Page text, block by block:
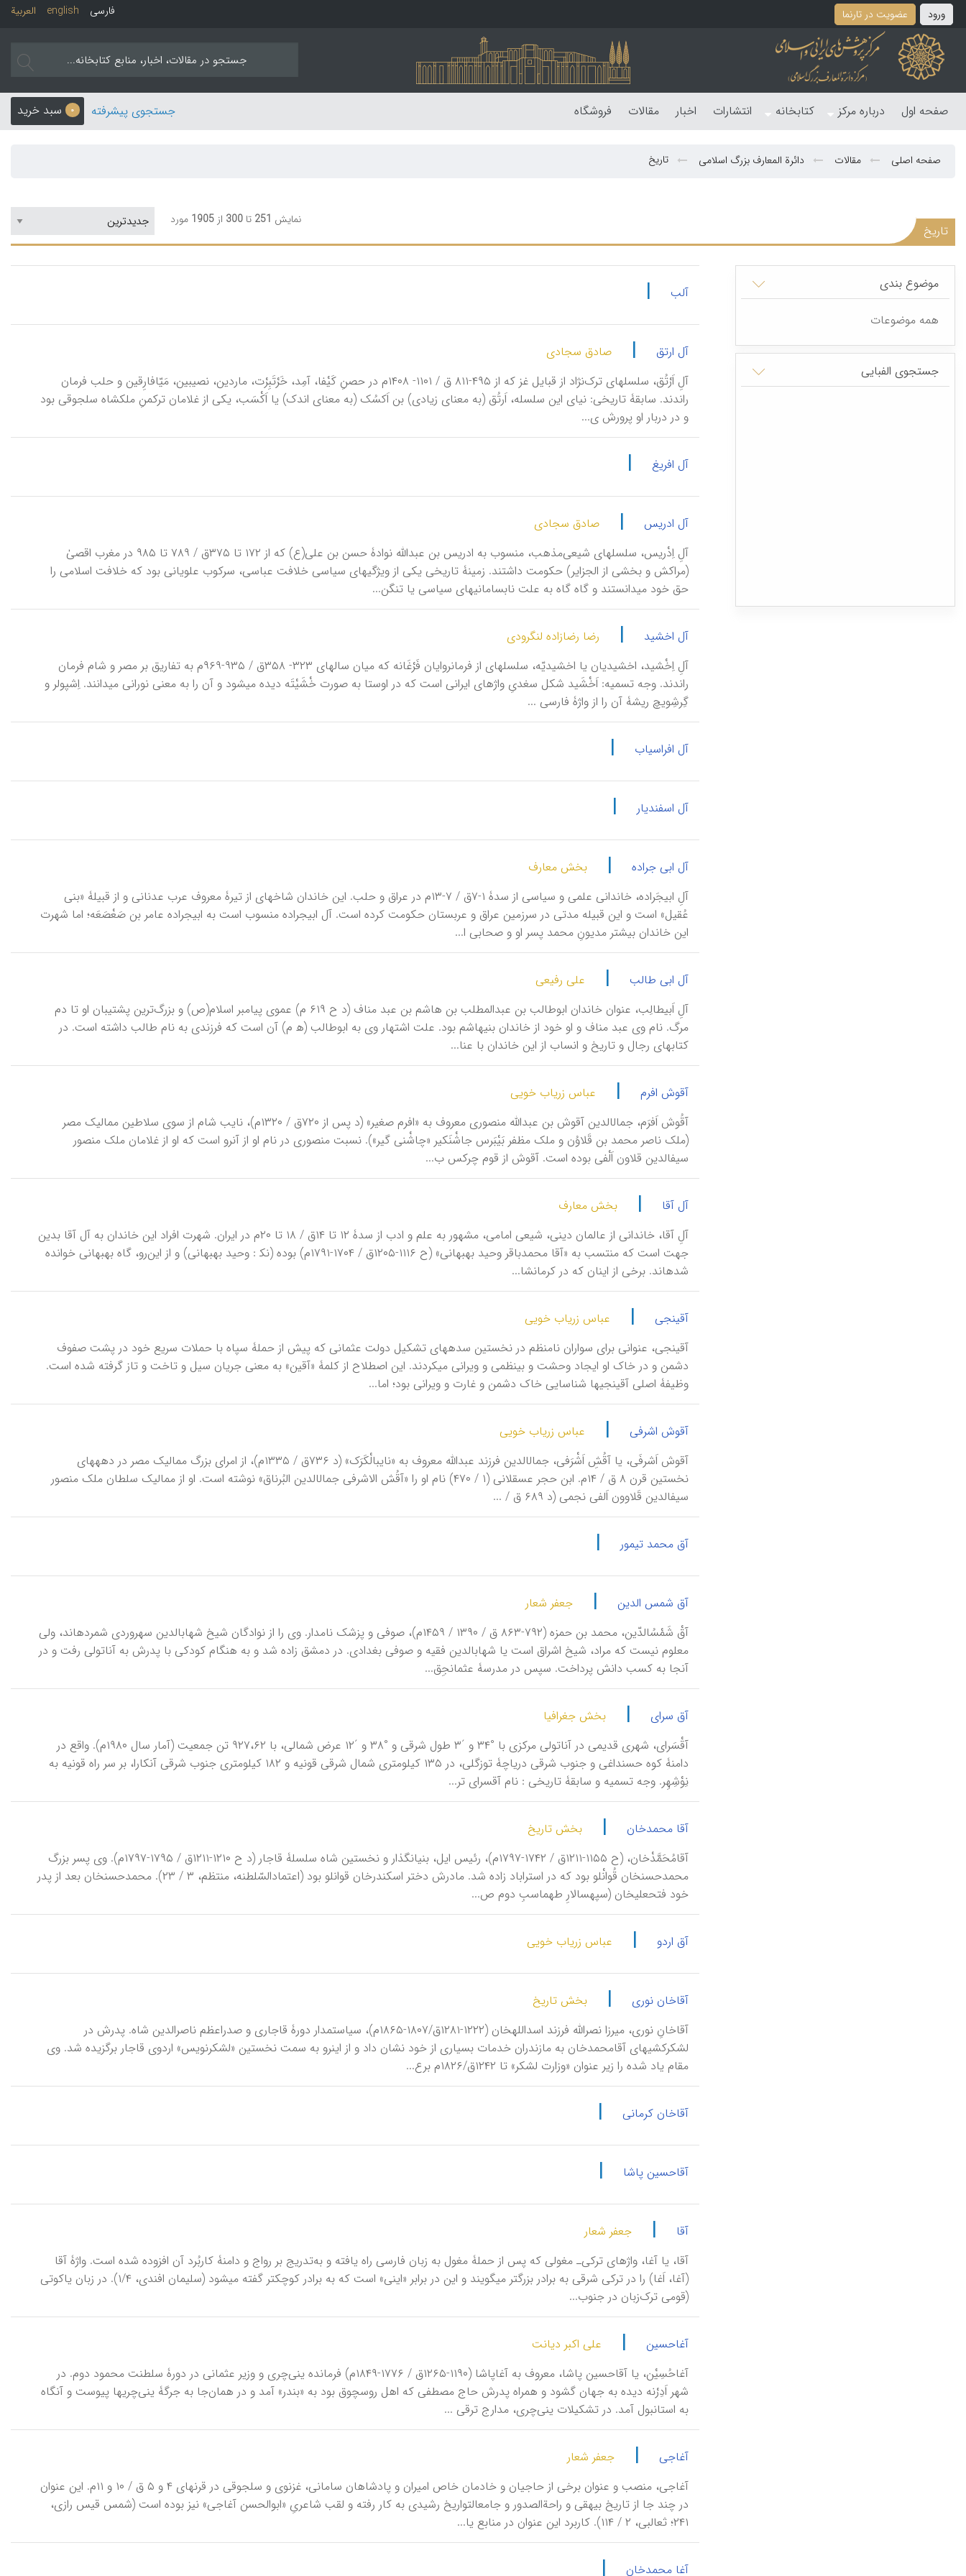
ورود عضویت در تارنما العربیة english فارسی
صفحه اول درباره مرکز کتابخانه انتشارات اخبار مقالات فروشگاه 0 سبد خرید جستجوی پیشرفته
صفحه اصلی مقالات دائرة المعارف بزرگ اسلامی تاریخ
تاریخ
نمایش 251 تا 300 از 1905 مورد
موضوع بندی
همه موضوعات
جستجوی الفبایی
آلب |
آل ارتق |
صادق سجادی
آلِ اَرْتُق، سلسله‎ای ترک‌نژاد از قبایل غز که از ۴۹۵-۸۱۱ ق / ۱۱۰۱- ۱۴۰۸م در حصنِ کَیْفا، آمِد، خَرْتَبِرْت، ماردین، نصیبین، مَیّافارِقین و حلب فرمان
راندند. سابقۀ تاریخی: نیای این سلسله، اَرتُق (به معنای زیادی) ‎بن اَکسُک (به معنای اندک) یا اَکْسَب، یکی از غلامان ترکمنِ ملکشاه سلجوقی بود
و در دربار او پرورش ی...
آل افریغ |
آل ادریس |
صادق سجادی
آلِ اِدْریس، سلسله‎ای شیعی‌مذهب، منسوب به ادریس بن عبدالله نوادۀ حسن بن علی(ع) که از ۱۷۲ تا ۳۷۵ق / ۷۸۹ تا ۹۸۵ در مغرب اقصیٰ
(مراکش و بخشی از الجزایر) حکومت داشتند. زمینۀ تاریخی یکی از ویژگیهای سیاسی خلافت عباسی، سرکوب علویانی بود که خلافت اسلامی را
حق خود می‎دانستند و گاه گاه به علت نابسامانیهای سیاسی یا تنگن...
آل اخشید |
رضا رضازاده لنگرودی
آلِ اِخْشید، اخشیدیان یا اخشیدیّه، سلسله‎ای از فرمانروایان فَرْغَانه که میان سالهای ۳۲۳- ۳۵۸ق / ۹۳۵-۹۶۹م به تفاریق بر مصر و شام فرمان
راندند. وجه تسمیه: اَخْشَید شکل سغدیِ واژه‎ای ایرانی است که در اوستا به صورت خْشَیْتَه دیده می‎شود و آن را به معنی نورانی می‎دانند. اِشپولر و
گِرشِویچ ریشۀ آن را از واژۀ فارسی ...
آل افراسیاب |
آل اسفندیار |
آل ابی جراده |
بخش معارف
آلِ ابی‎جَراده، خاندانی علمی و سیاسی از سدۀ ۱-۷ق / ۷-۱۳م در عراق و حلب. این خاندان شاخه‎ای از تیرۀ معروف عرب عدنانی و از قبیلۀ «بنی
عُقیل» است و این قبیله مدتی در سرزمین عراق و عربستان حکومت کرده است. آل ابی‎جراده منسوب است به ابی‎جراده عامر بن صَعْصَعَه؛ اما شهرت
این خاندان بیشتر مدیونِ محمد پسر او و صحابی ا...
آل ابی طالب |
علی رفیعی
آلِ اَبی‎طالِب، عنوان خاندان ابوطالب بن عبدالمطلب بن هاشم بن عبد مناف (د ح ۶۱۹ م) عموی پیامبر اسلام(ص) و بزرگ‌ترین پشتیبان او تا دم
مرگ. نام وی عبد مناف و او خود از خاندان بنی‎هاشم بود. علت اشتهار وی به ابوطالب (ه‍ م) آن است که فرزندی به نام طالب داشته است. در
کتابهای رجال و تاریخ و انساب از این خاندان با عنا...
آقوش افرم |
عباس زریاب خویی
آقُوش اَفرَم، جمال‎الدین آقوش بن عبدالله منصوری معروف به «افرم صغیر» (د پس از ۷۲۰ق / ۱۳۲۰م)، نایب شام از سوی سلاطین ممالیک مصر
(ملک ناصر محمد بن قَلاوُن و ملک مظفر بَیْبَرس جاشْنَکیر «چاشْنی گیر»). نسبت منصوری در نام او از آن‎رو است که او از غلامان ملک منصور
سیف‎الدین قلاون اَلْفی بوده است. آقوش از قوم چرکس ب...
آل آقا |
بخش معارف
آلِ آقا، خاندانی از عالمان دینی، شیعی امامی، مشهور به علم و ادب از سدۀ ۱۲ تا ۱۴ق / ۱۸ تا ۲۰م در ایران. شهرت افراد این خاندان به آل آقا بدین
جهت است که منتسب به «آقا محمدباقر وحید بهبهانی» (ح ۱۱۱۶-۱۲۰۵ق / ۱۷۰۴-۱۷۹۱م) بوده (نک‍ : وحید بهبهانی) و از این‌رو، گاه بهبهانی خوانده
شده‎اند. برخی از اینان که در کرمانشا...
آقینجی |
عباس زریاب خویی
آقینجی، عنوانی برای سواران نامنظم در نخستین سده‎های تشکیل دولت عثمانی که پیش از حملۀ سپاه با حملات سریع خود در پشت صفوف
دشمن و در خاک او ایجاد وحشت و بی‎نظمی و ویرانی می‎کردند. این اصطلاح از کلمۀ «آقین» به معنی جریان سیل و تاخت و تاز گرفته شده است.
وظیفۀ اصلی آقینجیها شناسایی خاک دشمن و غارت و ویرانی بود؛ اما...
آقوش اشرفی |
عباس زریاب خویی
آقوش اَشرفَی، یا آقُشِ اَشْرَفی، جمال‎الدین فرزند عبدالله معروف به «نایب‎الْکَرَک» (د ۷۳۶ق / ۱۳۳۵م)، از امرای بزرگ ممالیک مصر در دهه‎های
نخستین قرن ۸ ق / ۱۴م. ابن حجر عسقلانی (۱ / ۴۷۰) نام او را «آقُش الاشرفی جمال‎الدین البُرناق» نوشته است. او از ممالیک سلطان ملک منصور
سیف‎الدین قَلاوون اَلفی نجمی (د ۶۸۹ ق / ...
آق محمد تیمور |
آق شمس الدین |
جعفر شعار
آقْ شَمْسُ‎الدّین، محمد بن حمزه (۷۹۲-۸۶۳ ق / ۱۳۹۰ / ۱۴۵۹م)، صوفی و پزشک نامدار. وی را از نوادگان شیخ شهاب‎الدین سهروردی شمرده‎اند، ولی
معلوم نیست که مراد، شیخ اشراق است یا شهاب‎الدین فقیه و صوفی بغدادی. در دمشق زاده شد و به هنگام کودکی با پدرش به آناتولی رفت و در
آنجا به کسب دانش پرداخت. سپس در مدرسۀ عثمانجِق...
آق سرای |
بخش جغرافیا
آقْ‎سَرای، شهری قدیمی در آناتولی مرکزی با °۳۴ و ´۳ طول شرقی و °۳۸ و ´۱۲ عرض شمالی، با ۹۲۷،۶۲ تن جمعیت (آمار سال ۱۹۸۰م). واقع در
دامنۀ کوه حسن‎داغی و جنوب شرقی دریاچۀ توزگلی، در ۱۳۵ کیلومتری شمال شرقی قونیه و ۱۸۲ کیلومتری جنوب شرقی آنکارا، بر سر راه قونیه به
نِوْشِهِر. وجه تسمیه و سابقۀ تاریخی : نام آق‎سرای تر...
آقا محمدخان |
بخش تاریخ
آقامُحَمَّدْخان، (ح ۱۱۵۵-۱۲۱۱ق / ۱۷۴۲-۱۷۹۷م)، رئیس ایل، بنیانگذار و نخستین شاه سلسلۀ قاجار (د ح ۱۲۱۰-۱۲۱۱ق / ۱۷۹۵-۱۷۹۷م). وی پسر بزرگ
محمدحسن‎خان قُوانْلو بود که در استراباد زاده شد. مادرش دختر اسکندرخان قوانلو بود (اعتمادالسّلطنه، منتظم، ۳ / ۲۳). محمدحسن‎خان بعد از پدر
خود فتحعلی‎خان (سپهسالارِ طهماسبِ دوم ص...
آق اردو | عباس زریاب خویی
آقاخان نوری |
بخش تاریخ
آقاخانِ نوری، میرزا نصرالله فرزند اسدالله‎خان (۱۲۲۲-۱۲۸۱ق/۱۸۰۷-۱۸۶۵م)، سیاستمدار دورۀ قاجاری و صدراعظم ناصرالدین شاه. پدرش در
لشکرکشیهای آقامحمدخان به مازندران خدمات بسیاری از خود نشان داد و از این‎رو به سمت نخستین «لشکرنویس» اردوی قاجار برگزیده شد. وی
مقام یاد شده را زیر عنوان «وزارت لشکر» تا ۱۲۴۲ق/۱۸۲۶م برع...
آقاخان کرمانی |
آقاحسین پاشا |
آقا |
جعفر شعار
آقا، یا آغا، واژه‎ای ترکی‌ـ مغولی که پس از حملۀ مغول به زبان فارسی راه یافته و به‌تدریج بر رواج و دامنۀ کاربُرد آن افزوده شده است. واژۀ آقا
(آغا، اَغا) را در ترکی شرقی به برادر بزرگ‎تر می‎گویند و این در برابر «اینی» است که به برادر کوچک‎تر گفته می‎شود (سلیمان افندی، ۱/۴). در زبان یاکوتی
(قومی ترک‌زبان در جنوب...
آغاحسین |
علی اکبر دیانت
آغاحُسِیْن، یا آقاحسین پاشا، معروف به آغا‌پاشا (۱۱۹۰-۱۲۶۵ق / ۱۷۷۶-۱۸۴۹م) فرمانده ینی‌چری و وزیر عثمانی در دورۀ سلطنت محمود دوم. در
شهر اَدِرْنه دیده به جهان گشود و همراه پدرش حاج مصطفى که اهل روسچوق بود به «بندر» آمد و در همان‌جا به جرگۀ ینی‌چریها پیوست و آنگاه
به استانبول آمد. در تشکیلات ینی‌چری، مدارج ترقی ...
آغاجی |
جعفر شعار
آغاجی، منصب و عنوان برخی از حاجیان و خادمان خاص امیران و پادشاهان سامانی، غزنوی و سلجوقی در قرنهای ۴ و ۵ ق / ۱۰ و ۱۱م. این عنوان
در چند جا از تاریخ بیهقی و راحةالصدور و جامع‎التواریخ رشیدی به کار رفته و لقب شاعریِ «ابوالحسن آغاجی» نیز بوده است (شمس قیس رازی،
۲۴۱؛ ثعالبی، ۲ / ۱۱۴). کاربرد این عنوان در منابع یا...
آغا محمدخان |